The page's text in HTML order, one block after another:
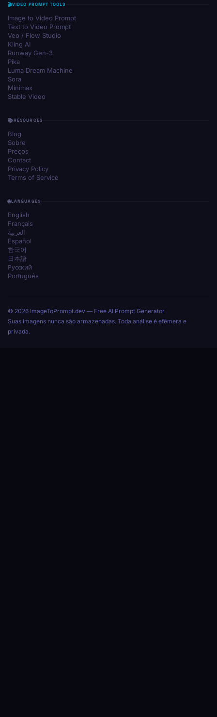
VIDEO PROMPT TOOLS
Image to Video Prompt
Text to Video Prompt
Veo / Flow Studio
Kling AI
Runway Gen-3
Pika
Luma Dream Machine
Sora
Minimax
Stable Video
RESOURCES
Blog
Sobre
Preços
Contact
Privacy Policy
Terms of Service
LANGUAGES
English
Français
العربية
Español
한국어
日本語
Русский
Português
© 2026 ImageToPrompt.dev — Free AI Prompt Generator
Suas imagens nunca são armazenadas. Toda análise é efêmera e
privada.